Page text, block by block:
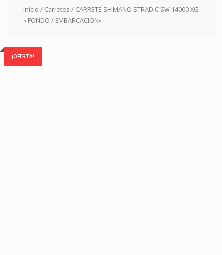
Inicio / Carretes / CARRETE SHIMANO STRADIC SW 14000 XG
» FONDO / EMBARCACION»
¡OFERTA!